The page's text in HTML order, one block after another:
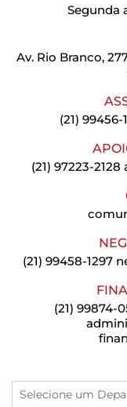
Segunda
Av. Rio Branco,
(21) 99456-
(21) 97223-2128
(21) 99458-1297
(21) 99874-